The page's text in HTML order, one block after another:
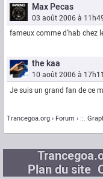
Max Pecas
03 août 2006 à
fameux comme d'hab chez
the kaa
10 août 2006 à 17h11
Je suis un grand fan de ce
Trancegoa.org Forum ::.
Plan du site